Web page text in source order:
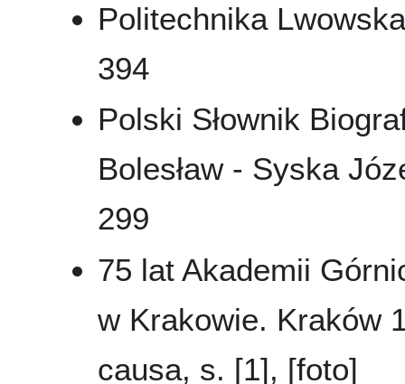
Politechnika
394
Polski Słownik
Bolesław - Syska
299
75 lat Akademii
w Krakowie. Kraków
causa, s. [1], [foto]